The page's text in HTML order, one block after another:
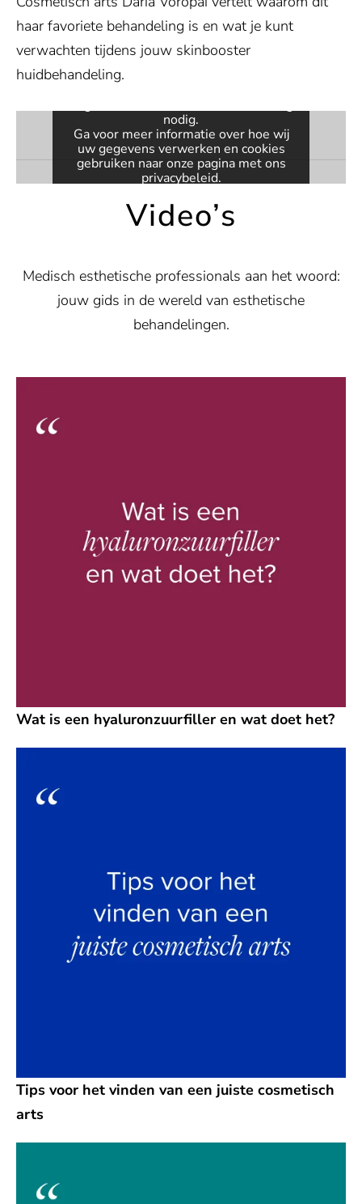
haar favoriete behandeling is en wat je kunt
verwachten tijdens jouw skinbooster
huidbehandeling.
Toestemming vereist
Deze inhoud wordt geleverd door
nodig.
Ga voor meer informatie over hoe wij
uw gegevens verwerken en cookies
gebruiken naar onze pagina met ons
privacybeleid.
VIDEO ACTIVEREN
Video’s
Medisch esthetische professionals aan het woord:
jouw gids in de wereld van esthetische
behandelingen.
Wat is een hyaluronzuurfiller en wat doet het?
Tips voor het vinden van een juiste cosmetisch
arts